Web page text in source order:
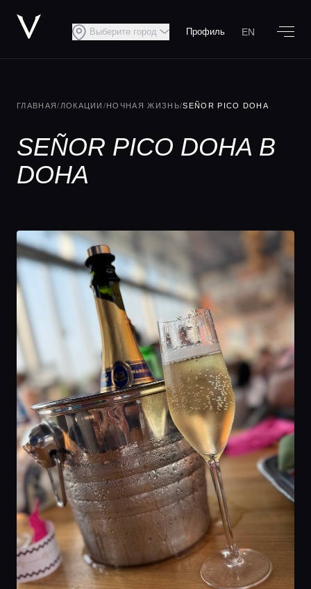
Выберите город Профиль EN
ГЛАВНАЯ/ ЛОКАЦИИ /НОЧНАЯ ЖИЗНЬ/SEÑOR PICO DOHA
SEÑOR PICO DOHA В
DOHA